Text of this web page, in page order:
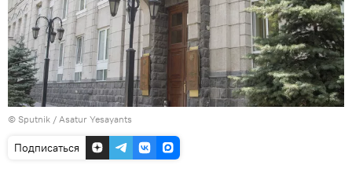
© Sputnik / Asatur Yesayants
Подписаться